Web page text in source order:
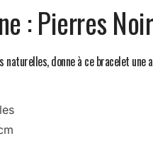
: Pierres
naturelles, donne à ce bracelet